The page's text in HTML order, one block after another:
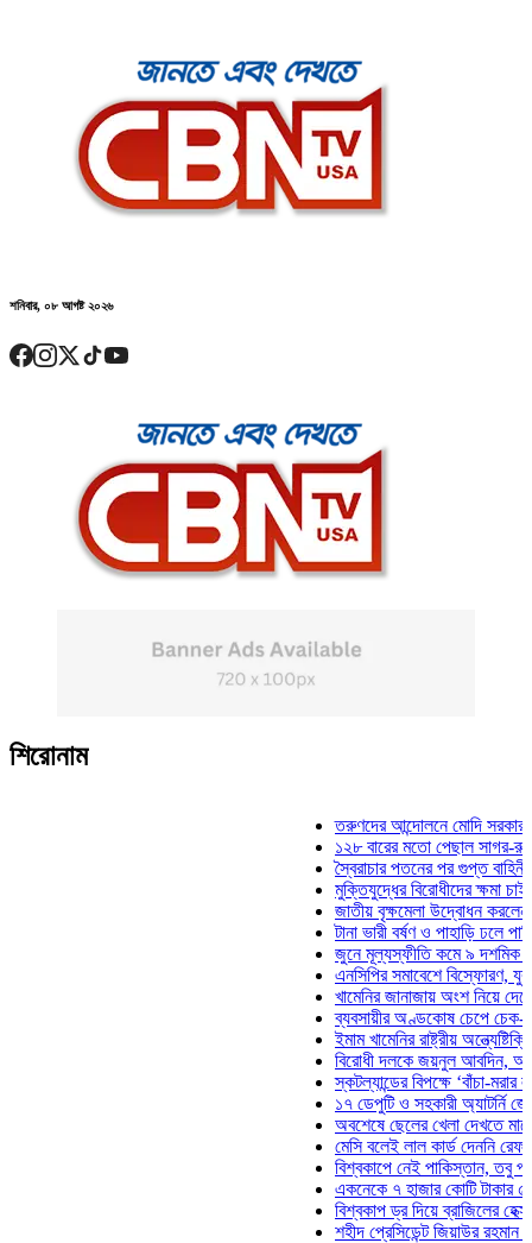
শনিবার, ০৮ আগষ্ট ২০২৬
শিরোনাম
তরুণদের আন্দোলনে মোদি সরকার দুর্বল
১২৮ বারের মতো পেছাল সাগর-রুনি
স্বৈরাচার পতনের পর গুপ্ত বাহিনীর
মুক্তিযুদ্ধের বিরোধীদের ক্ষমা চাইতে
জাতীয় বৃক্ষমেলা উদ্বোধন করলেন
টানা ভারী বর্ষণ ও পাহাড়ি ঢলে পানিবন্দি
জুনে মূল্যস্ফীতি কমে ৯ দশমিক ১৬
এনসিপির সমাবেশে বিস্ফোরণ, যুবলীগের
খামেনির জানাজায় অংশ নিয়ে দেশে
ব্যবসায়ীর অণ্ডকোষ চেপে চেক-
ইমাম খামেনির রাষ্ট্রীয়
বিরোধী দলকে জয়নুল আবদিন, আপনারা
স্কটল্যান্ডের বিপক্ষে ‘বাঁচা-মরার
১৭ ডেপুটি ও সহকারী অ্যাটর্নি
অবশেষে ছেলের খেলা দেখতে মাঠে
মেসি বলেই লাল কার্ড দেননি রেফারি!
বিশ্বকাপে নেই পাকিস্তান, তবু প্রতিটি
একনেকে ৭ হাজার কোটি টাকার ৫
বিশ্বকাপ ড্র দিয়ে ব্রাজিলের হেক্সা
শহীদ প্রেসিডেন্ট জিয়াউর রহমান